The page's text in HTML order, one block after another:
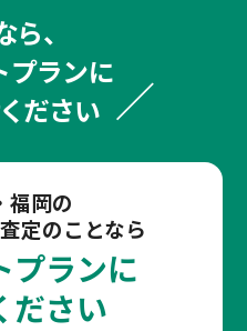
ら、
プランに
ださい
福岡の
定のことなら
プランに
ださい